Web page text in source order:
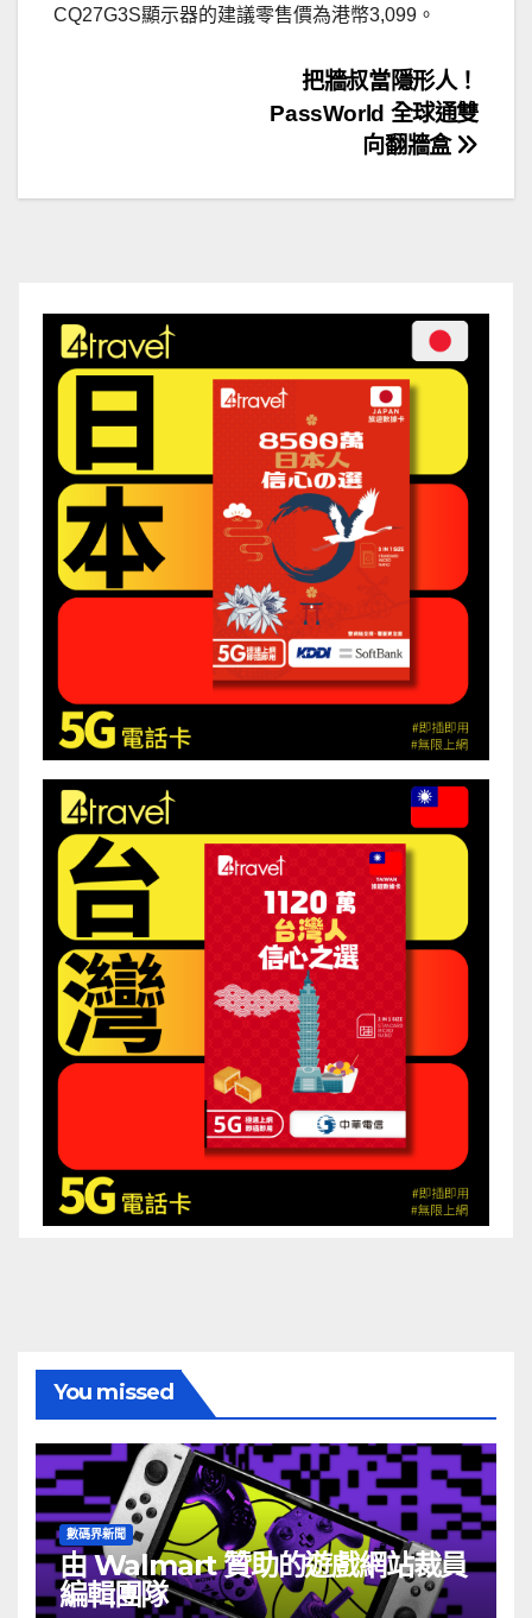
CQ27G3S顯示器的建議零售價為港幣3,099。
導
把牆叔當隱形人！
PassWorld 全球通雙
向翻牆盒
You missed
數碼界新聞
由 Walmart 贊助的遊戲網站裁員
編輯團隊